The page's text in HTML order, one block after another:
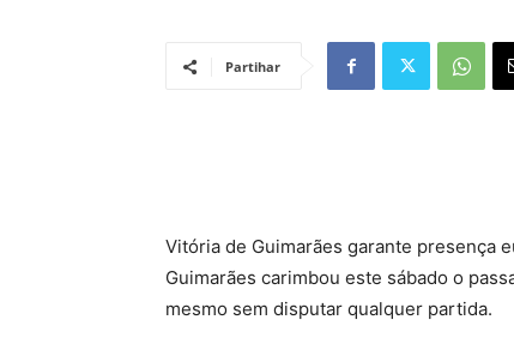
Partihar
Vitória de Guimarães garante presença
Guimarães carimbou este sábado o
mesmo sem disputar qualquer partida.